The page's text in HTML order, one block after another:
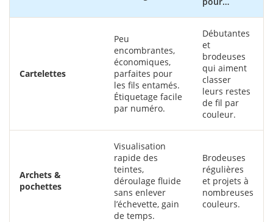
Cartelettes
Peu
encombrantes,
économiques,
parfaites pour
les fils entamés.
Étiquetage facile
par numéro.
Débutantes
et
brodeuses
qui aiment
classer
leurs restes
de fil par
couleur.
Archets &
pochettes
Visualisation
rapide des
teintes,
déroulage fluide
sans enlever
l’échevette, gain
de temps.
Brodeuses
régulières
et projets à
nombreuses
couleurs.